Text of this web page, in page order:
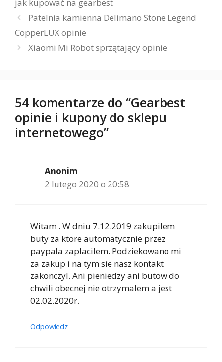
jak kupować na gearbest
Patelnia kamienna Delimano Stone Legend
CopperLUX opinie
Xiaomi Mi Robot sprzątający opinie
54 komentarze do “Gearbest
opinie i kupony do sklepu
internetowego”
Anonim
2 lutego 2020 o 20:58
Witam . W dniu 7.12.2019 zakupilem
buty za ktore automatycznie przez
paypala zaplacilem. Podziekowano mi
za zakup i na tym sie nasz kontakt
zakonczyl. Ani pieniedzy ani butow do
chwili obecnej nie otrzymalem a jest
02.02.2020r.
Odpowiedz